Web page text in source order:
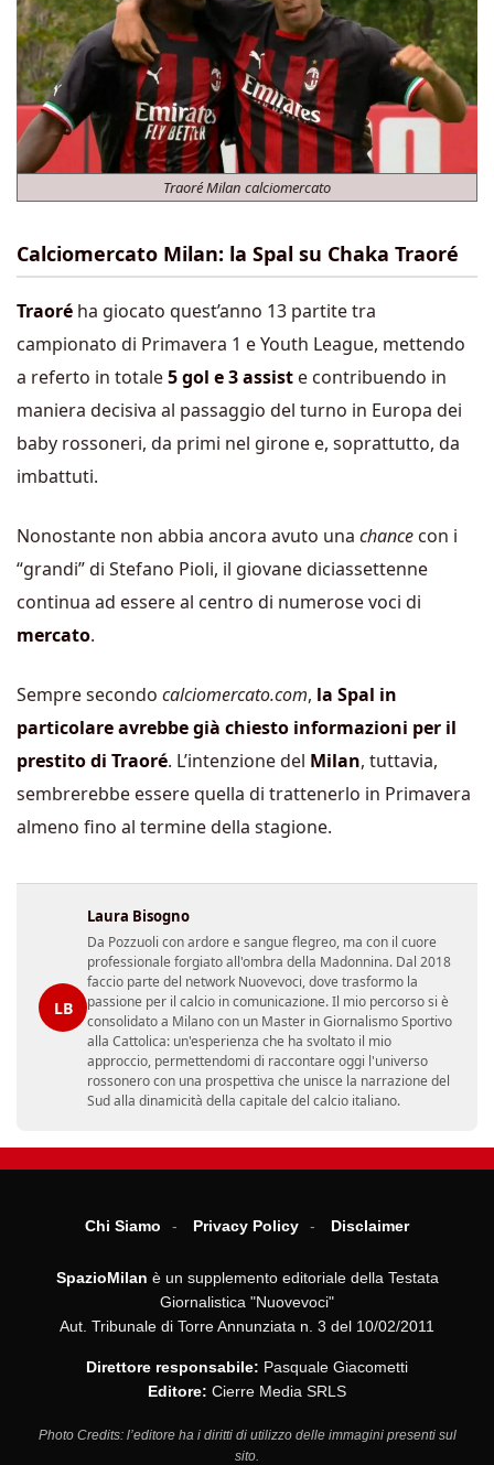
Traoré Milan calciomercato
Calciomercato Milan: la Spal su Chaka Traoré
Traoré ha giocato quest’anno 13 partite tra
campionato di Primavera 1 e Youth League, mettendo
a referto in totale5 gol e 3 assist e contribuendo in
maniera decisiva al passaggio del turno in Europa dei
baby rossoneri, da primi nel girone e, soprattutto, da
imbattuti.
Nonostante non abbia ancora avuto una chance con i
“grandi” di Stefano Pioli, il giovane diciassettenne
continua ad essere al centro di numerose voci di
mercato.
Sempre secondo calciomercato.com, la Spal in
particolare avrebbe già chiesto informazioni per il
prestito di Traoré. L’intenzione del Milan, tuttavia,
sembrerebbe essere quella di trattenerlo in Primavera
almeno fino al termine della stagione.
LB
Laura Bisogno
Da Pozzuoli con ardore e sangue flegreo, ma con il cuore
professionale forgiato all'ombra della Madonnina. Dal 2018
faccio parte del network Nuovevoci, dove trasformo la
passione per il calcio in comunicazione. Il mio percorso si è
consolidato a Milano con un Master in Giornalismo Sportivo
alla Cattolica: un'esperienza che ha svoltato il mio
approccio, permettendomi di raccontare oggi l'universo
rossonero con una prospettiva che unisce la narrazione del
Sud alla dinamicità della capitale del calcio italiano.
Chi Siamo Privacy Policy Disclaimer
SpazioMilan è un supplemento editoriale della Testata
Giornalistica "Nuovevoci"
Aut. Tribunale di Torre Annunziata n. 3 del 10/02/2011
Direttore responsabile: Pasquale Giacometti
Editore: Cierre Media SRLS
Photo Credits: l’editore ha i diritti di utilizzo delle immagini presenti sul
sito.